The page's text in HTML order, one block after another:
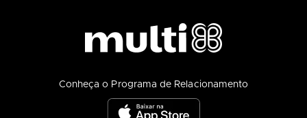
Conheça o Programa de Relacionamento